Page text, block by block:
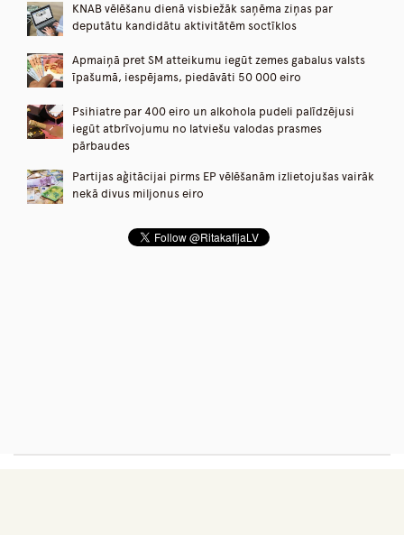
KNAB vēlēšanu dienā visbiežāk saņēma ziņas par
deputātu kandidātu aktivitātēm soctīklos
Apmaiņā pret SM atteikumu iegūt zemes gabalus valsts
īpašumā, iespējams, piedāvāti 50 000 eiro
Psihiatre par 400 eiro un alkohola pudeli palīdzējusi
iegūt atbrīvojumu no latviešu valodas prasmes
pārbaudes
Partijas aģitācijai pirms EP vēlēšanām izlietojušas vairāk
nekā divus miljonus eiro